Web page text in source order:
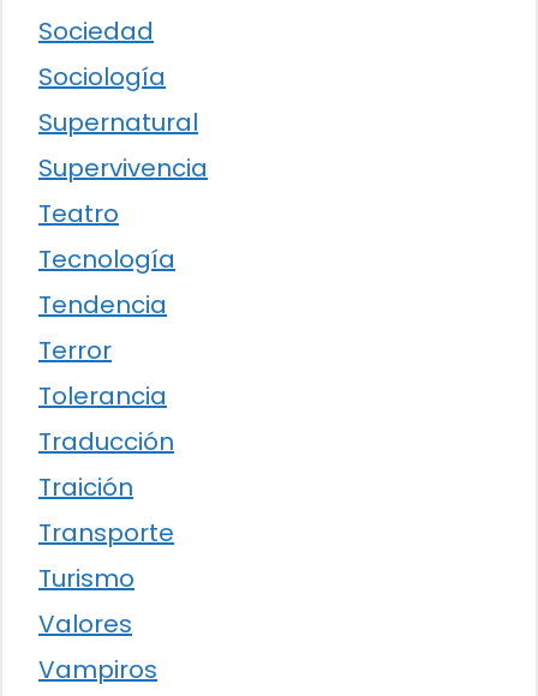
Sociedad
Sociología
Supernatural
Supervivencia
Teatro
Tecnología
Tendencia
Terror
Tolerancia
Traducción
Traición
Transporte
Turismo
Valores
Vampiros